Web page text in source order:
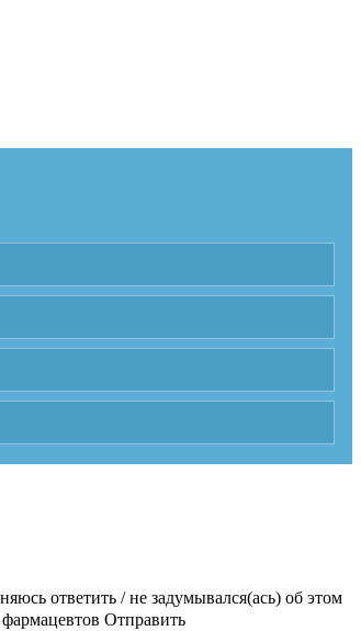
ответить / не задумывался(ась) об этом
Отправить